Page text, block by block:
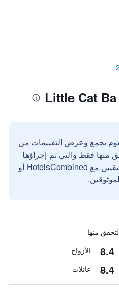
بجمع وعرض التقييمات من
منها فقط والتي تم إجراؤها
بواسطة مستخدمين حقيقيين مع HotelsCombined أو
8.4 الأزواج
8.4 عائلات